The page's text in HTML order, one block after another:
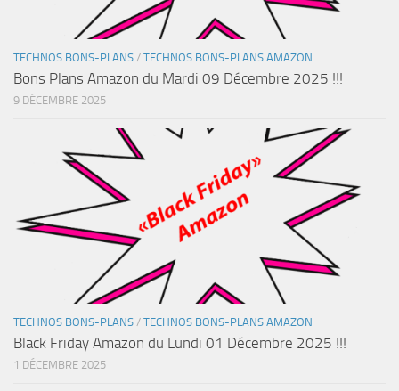
TECHNOS BONS-PLANS / TECHNOS BONS-PLANS AMAZON
Bons Plans Amazon du Mardi 09 Décembre 2025 !!!
9 DÉCEMBRE 2025
TECHNOS BONS-PLANS / TECHNOS BONS-PLANS AMAZON
Black Friday Amazon du Lundi 01 Décembre 2025 !!!
1 DÉCEMBRE 2025